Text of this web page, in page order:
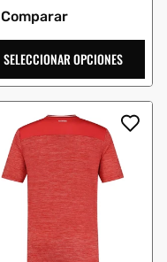
Comparar
SELECCIONAR OPCIONES